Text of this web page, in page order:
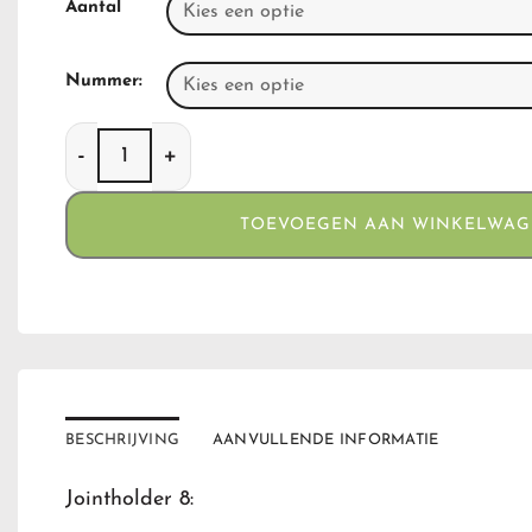
Aantal
Nummer:
Jointholder 8 aantal
TOEVOEGEN AAN
BESCHRIJVING AANVULLENDE INFORMATIE
Jointholder 8: